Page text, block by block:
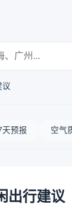
议
天预报 空气
出行建议